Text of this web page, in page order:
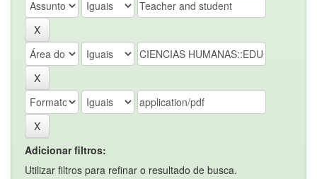
Adicionar filtros:
Utilizar filtros para refinar o resultado de busca.